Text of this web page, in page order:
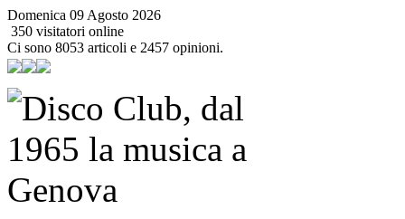
Domenica 09 Agosto 2026
350 visitatori online
Ci sono 8053 articoli e 2457 opinioni.